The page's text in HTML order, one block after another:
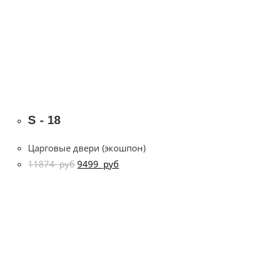
S - 18
Царговые двери (экошпон)
11874руб 9499 руб